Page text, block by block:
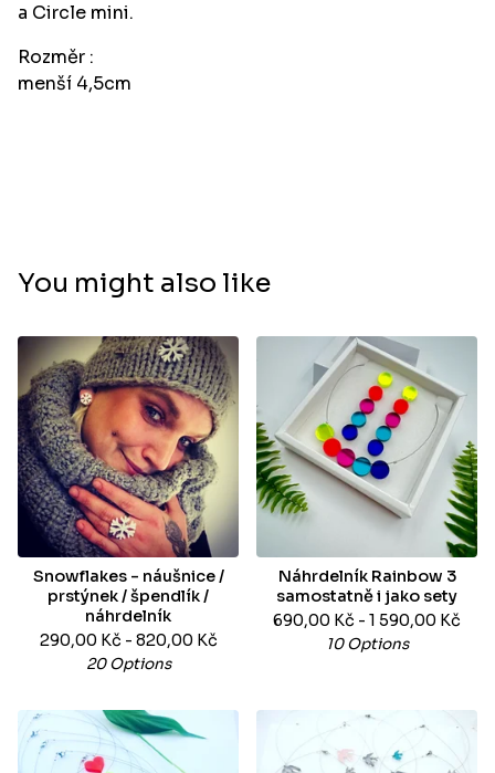
a Circle mini.
Rozměr :
menší 4,5cm
You might also like
Snowflakes - náušnice /
prstýnek / špendlík /
náhrdelník
290,00 Kč - 820,00 Kč
20 Options
Náhrdelník Rainbow 3
samostatně i jako sety
690,00 Kč - 1 590,00 Kč
10 Options